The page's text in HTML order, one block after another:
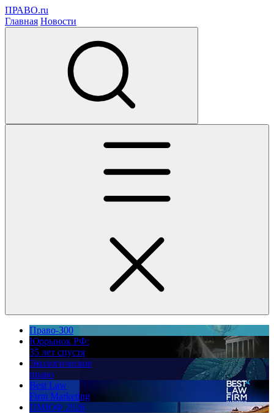
ПРАВО.ru
Главная Новости
Право-300
Юррынок РФ:
35 лет спустя
Экологическое
право
Best Law
Firm Marketing
ПМЮФ 2026